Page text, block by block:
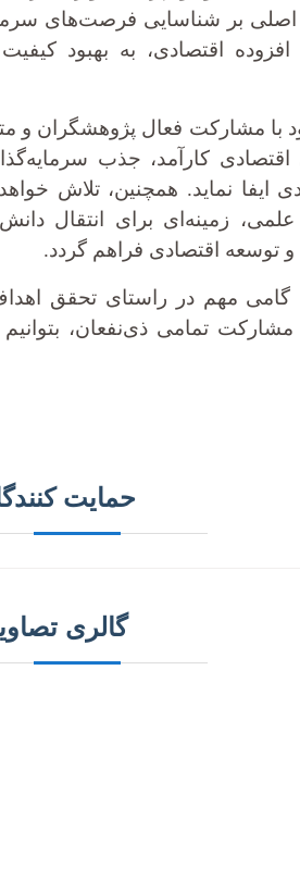
اصلی بر شناسایی فرصت‌های
افزوده اقتصادی، به بهبود
با مشارکت فعال پژوهشگران و
کارآمد، جذب
ایفا نماید. همچنین، تلاش
زمینه‌ای برای انتقال دانش
توسعه اقتصادی فراهم گردد.
گامی مهم در راستای تحقق
مشارکت تمامی ذی‌نفعان،
حمایت
گالری